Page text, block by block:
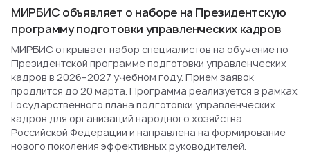
МИРБИС объявляет о наборе на Президентскую
программу подготовки управленческих кадров
МИРБИС открывает набор специалистов на обучение по
Президентской программе подготовки управленческих
кадров в 2026–2027 учебном году. Прием заявок
продлится до 20 марта. Программа реализуется в рамках
Государственного плана подготовки управленческих
кадров для организаций народного хозяйства
Российской Федерации и направлена на формирование
нового поколения эффективных руководителей.